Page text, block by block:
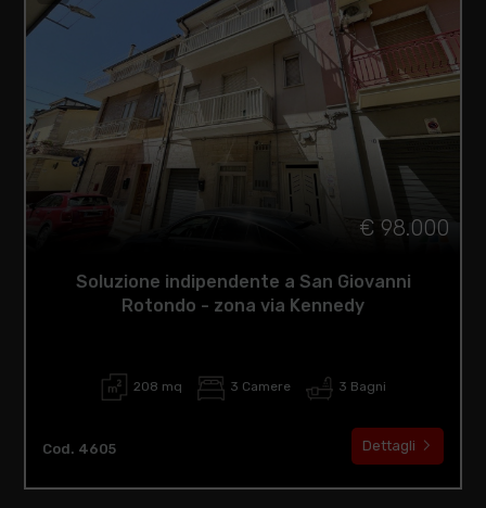
€ 98.000
Soluzione indipendente a San Giovanni
Rotondo - zona via Kennedy
208 mq 3 Camere 3 Bagni
Cod. 4605 Dettagli